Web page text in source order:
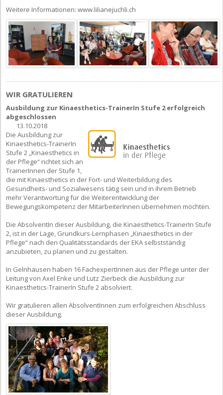
Weitere Informationen: www.lilianejuchli.ch
WIR GRATULIEREN
Ausbildung zur Kinaesthetics-TrainerIn Stufe 2 erfolgreich
abgeschlossen
13.10.2018
Die Ausbildung zur
Kinaesthetics-TrainerIn
Stufe 2 „Kinaesthetics in
der Pflege“ richtet sich an
TrainerInnen der Stufe 1,
die mit Kinaesthetics in der Fort- und Weiterbildung des
Gesundheits- und Sozialwesens tätig sein und in ihrem Betrieb
mehr Verantwortung für die Weiterentwicklung der
Bewegungskompetenz der MitarbeiterInnen übernehmen möchten.
Die AbsolventIn dieser Ausbildung, die Kinaesthetics-TrainerIn Stufe
2, ist in der Lage, Grundkurs-Lernphasen „Kinaesthetics in der
Pflege“ nach den Qualitätsstandards der EKA selbstständig
anzubieten, zu planen und zu gestalten.
In Gelnhausen haben 16 FachexpertInnen aus der Pflege unter der
Leitung von Axel Enke und Lutz Zierbeck die Ausbildung zur
Kinaesthetics-TrainerIn Stufe 2 absolviert.
Wir gratulieren allen AbsolventInnen zum erfolgreichen Abschluss
dieser Ausbildung.